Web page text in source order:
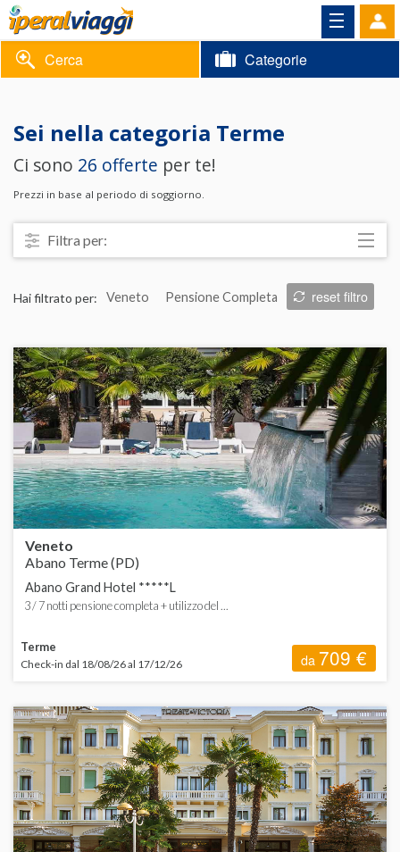
Volantino
Area
riservata
Informazioni
Contatti
Cerca Categorie
Sei nella categoria Terme
Ci sono 26 offerte per te!
Prezzi in base al periodo di soggiorno.
Filtra per:
Prezzo
Trattamento
Struttura
ORDINA
Hai filtrato per: Veneto Pensione Completa reset filtro
Veneto
Abano Terme (PD)
Abano Grand Hotel *****L
3 / 7 notti pensione completa + utilizzo del ...
Terme
Check-in dal 18/08/26 al 17/12/26 da 709 €